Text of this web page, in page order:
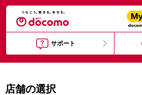
サポート
店舗の選択